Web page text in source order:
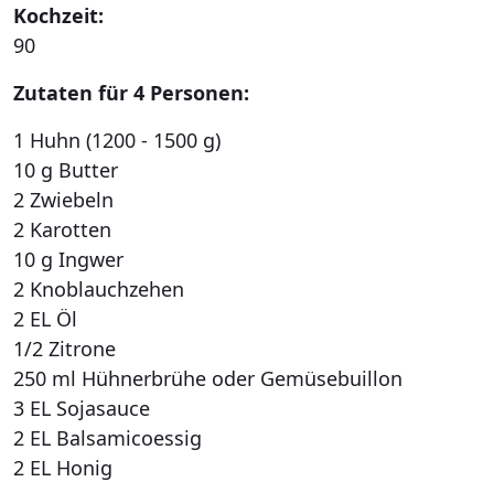
Kochzeit:
90
Zutaten für 4 Personen:
1 Huhn (1200 - 1500 g)
10 g Butter
2 Zwiebeln
2 Karotten
10 g Ingwer
2 Knoblauchzehen
2 EL Öl
1/2 Zitrone
250 ml Hühnerbrühe oder Gemüsebuillon
3 EL Sojasauce
2 EL Balsamicoessig
2 EL Honig